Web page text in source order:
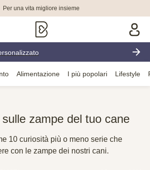
Per una vita migliore insieme
Alimentazione I più popolari Lifestyle
zampe del tuo cane
10 curiosità più o meno serie che
con le zampe dei nostri cani.